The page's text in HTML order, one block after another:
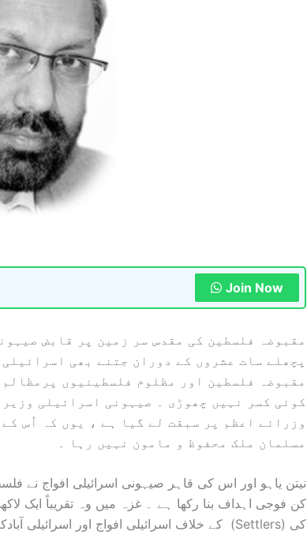
Join Now
مقبوضہ فلسطین کی مقدس سر زمین پر قابض
پچھلے سات عشروں کے دوران جتنے بھی
مقبوضہ فلسطین اور مظلوم فلسطینیوں
کوئی کسر نہیں چھوڑی ۔ صیہونی اسرائیلی
وزرائے اعظم پر سبقت لے گیا ہے ، یوں کہ اُس
مسلمان ملک محفوظ و مامون نہیں رہا ۔
نیتن یاہو اور اس کی قاہر صیہونی اسرائیلی افواج نے
کن فوجی اہداف بنا رکھا ہے ۔ غزہ میں وہ تقریباً ایک